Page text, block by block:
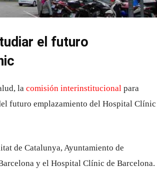
el futuro
la comisión interinstitucional para
futuro emplazamiento del Hospital Clínic
de Catalunya, Ayuntamiento de
y el Hospital Clínic de Barcelona.